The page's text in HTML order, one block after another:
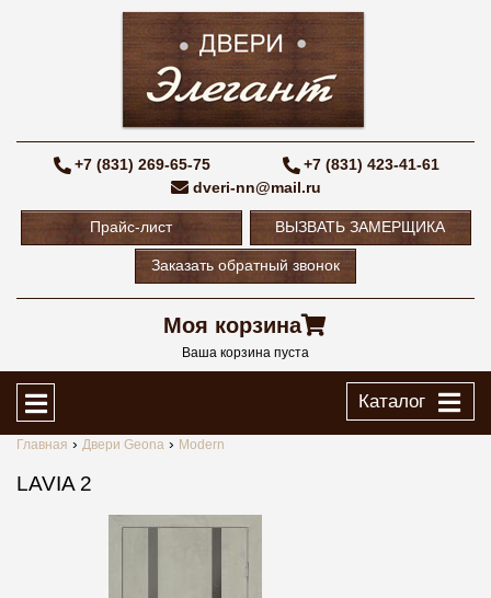
+7 (831) 269-65-75
+7 (831) 423-41-61
dveri-nn@mail.ru
Прайс-лист ВЫЗВАТЬ ЗАМЕРЩИКА
Заказать обратный звонок
Моя корзина
Ваша корзина пуста
Каталог
Главная Двери Geona Modern
LAVIA 2